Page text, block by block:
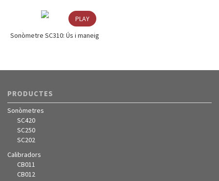
PLAY
Sonòmetre SC310: Ús i maneig
PRODUCTES
Sonòmetres
SC420
SC250
SC202
Calibradors
CB011
CB012